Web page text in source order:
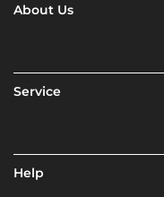
About Us
Service
Help